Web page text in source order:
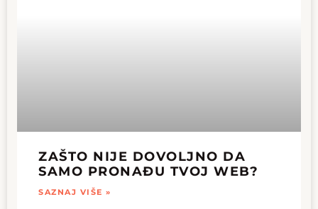
ZAŠTO NIJE DOVOLJNO DA
SAMO PRONAĐU TVOJ WEB?
SAZNAJ VIŠE »